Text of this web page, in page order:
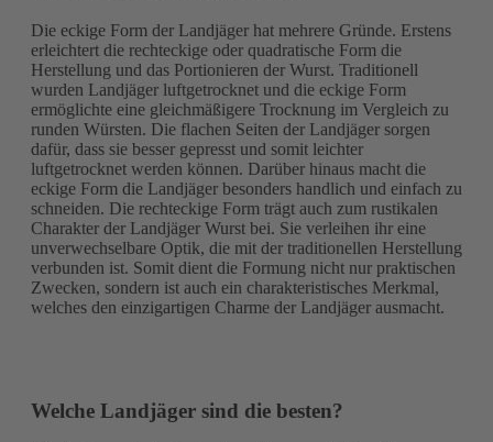
Die eckige Form der Landjäger hat mehrere Gründe. Erstens
erleichtert die rechteckige oder quadratische Form die
Herstellung und das Portionieren der Wurst. Traditionell
wurden Landjäger luftgetrocknet und die eckige Form
ermöglichte eine gleichmäßigere Trocknung im Vergleich zu
runden Würsten. Die flachen Seiten der Landjäger sorgen
dafür, dass sie besser gepresst und somit leichter
luftgetrocknet werden können. Darüber hinaus macht die
eckige Form die Landjäger besonders handlich und einfach zu
schneiden. Die rechteckige Form trägt auch zum rustikalen
Charakter der Landjäger Wurst bei. Sie verleihen ihr eine
unverwechselbare Optik, die mit der traditionellen Herstellung
verbunden ist. Somit dient die Formung nicht nur praktischen
Zwecken, sondern ist auch ein charakteristisches Merkmal,
welches den einzigartigen Charme der Landjäger ausmacht.
Welche Landjäger sind die besten?